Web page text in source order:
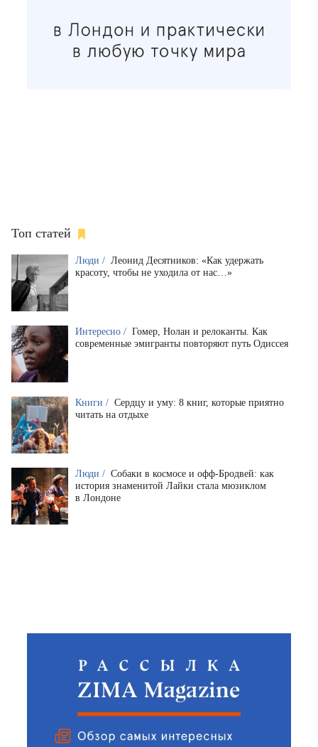
Топ статей
Люди / Леонид Десятников: «Как удержать
красоту, чтобы не уходила от нас…»
Интересно / Гомер, Нолан и релоканты. Как
современные эмигранты повторяют путь Одиссея
Книги / Сердцу и уму: 8 книг, которые приятно
читать на отдыхе
Люди / Собаки в космосе и офф-Бродвей: как
история знаменитой Лайки стала мюзиклом
в Лондоне